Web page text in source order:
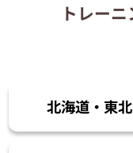
トレーニン
セラピスト
トレー
北海道・東北